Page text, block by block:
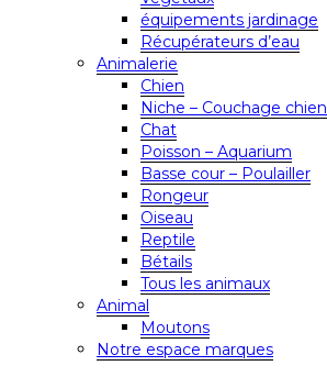
équipements jardinage
Récupérateurs d’eau
Animalerie
Chien
Niche – Couchage chien
Chat
Poisson – Aquarium
Basse cour – Poulailler
Rongeur
Oiseau
Reptile
Bétails
Tous les animaux
Animal
Moutons
Notre espace marques